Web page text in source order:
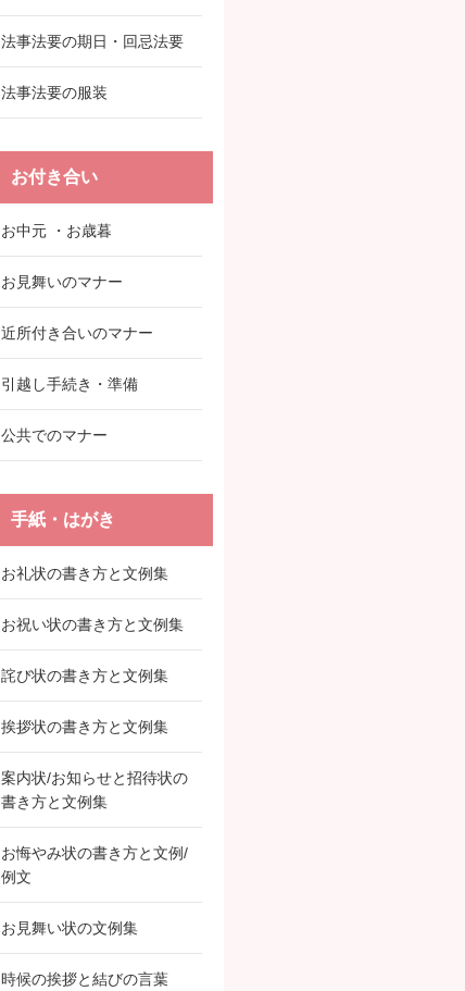
法事法要の期日・回忌法要
法事法要の服装
お付き合い
お中元 ・お歳暮
お見舞いのマナー
近所付き合いのマナー
引越し手続き・準備
公共でのマナー
手紙・はがき
お礼状の書き方と文例集
お祝い状の書き方と文例集
詫び状の書き方と文例集
挨拶状の書き方と文例集
案内状/お知らせと招待状の
書き方と文例集
お悔やみ状の書き方と文例/
例文
お見舞い状の文例集
時候の挨拶と結びの言葉